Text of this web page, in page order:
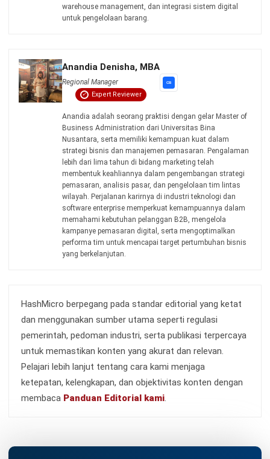
warehouse management, dan integrasi sistem digital
untuk pengelolaan barang.
Anandia Denisha, MBA
Regional Manager
Expert Reviewer
Anandia adalah seorang praktisi dengan gelar Master of
Business Administration dari Universitas Bina
Nusantara, serta memiliki kemampuan kuat dalam
strategi bisnis dan manajemen pemasaran. Pengalaman
lebih dari lima tahun di bidang marketing telah
membentuk keahliannya dalam pengembangan strategi
pemasaran, analisis pasar, dan pengelolaan tim lintas
wilayah. Perjalanan karirnya di industri teknologi dan
software enterprise memperkuat kemampuannya dalam
memahami kebutuhan pelanggan B2B, mengelola
kampanye pemasaran digital, serta mengoptimalkan
performa tim untuk mencapai target pertumbuhan bisnis
yang berkelanjutan.
HashMicro berpegang pada standar editorial yang ketat
dan menggunakan sumber utama seperti regulasi
pemerintah, pedoman industri, serta publikasi terpercaya
untuk memastikan konten yang akurat dan relevan.
Pelajari lebih lanjut tentang cara kami menjaga
ketepatan, kelengkapan, dan objektivitas konten dengan
membaca Panduan Editorial kami.